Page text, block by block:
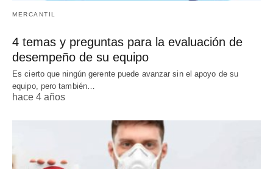
MERCANTIL
4 temas y preguntas para la evaluación de
desempeño de su equipo
Es cierto que ningún gerente puede avanzar sin el apoyo de su
equipo, pero también…
hace 4 años